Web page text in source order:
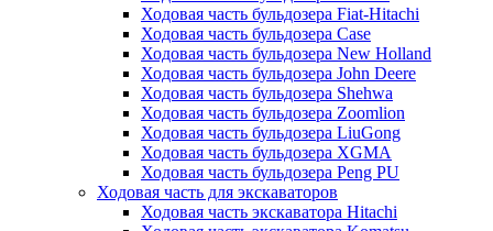
Ходовая часть бульдозера Fiat-Hitachi
Ходовая часть бульдозера Case
Ходовая часть бульдозера New Holland
Ходовая часть бульдозера John Deere
Ходовая часть бульдозера Shehwa
Ходовая часть бульдозера Zoomlion
Ходовая часть бульдозера LiuGong
Ходовая часть бульдозера XGMA
Ходовая часть бульдозера Peng PU
Ходовая часть для экскаваторов
Ходовая часть экскаватора Hitachi